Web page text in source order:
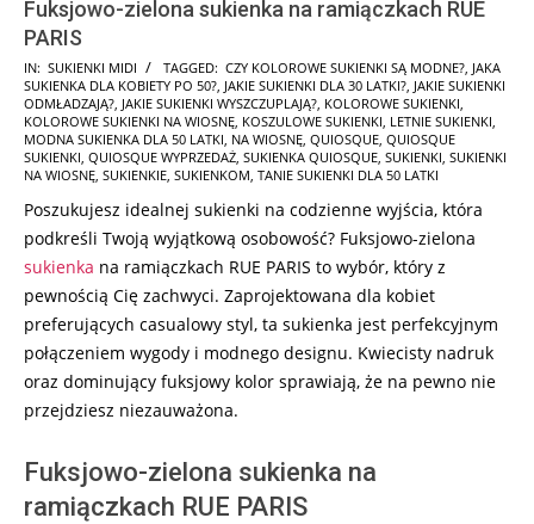
Fuksjowo-zielona sukienka na ramiączkach RUE
PARIS
2024-
06-
17
IN: SUKIENKI MIDI TAGGED: CZY KOLOROWE SUKIENKI SĄ MODNE?, JAKA
SUKIENKA DLA KOBIETY PO 50?, JAKIE SUKIENKI DLA 30 LATKI?, JAKIE SUKIENKI
ODMŁADZAJĄ?, JAKIE SUKIENKI WYSZCZUPLAJĄ?, KOLOROWE SUKIENKI,
KOLOROWE SUKIENKI NA WIOSNĘ, KOSZULOWE SUKIENKI, LETNIE SUKIENKI,
MODNA SUKIENKA DLA 50 LATKI, NA WIOSNĘ, QUIOSQUE, QUIOSQUE
SUKIENKI, QUIOSQUE WYPRZEDAŻ, SUKIENKA QUIOSQUE, SUKIENKI, SUKIENKI
NA WIOSNĘ, SUKIENKIE, SUKIENKOM, TANIE SUKIENKI DLA 50 LATKI
Poszukujesz idealnej sukienki na codzienne wyjścia, która
podkreśli Twoją wyjątkową osobowość? Fuksjowo-zielona
sukienka na ramiączkach RUE PARIS to wybór, który z
pewnością Cię zachwyci. Zaprojektowana dla kobiet
preferujących casualowy styl, ta sukienka jest perfekcyjnym
połączeniem wygody i modnego designu. Kwiecisty nadruk
oraz dominujący fuksjowy kolor sprawiają, że na pewno nie
przejdziesz niezauważona.
Fuksjowo-zielona sukienka na
ramiączkach RUE PARIS